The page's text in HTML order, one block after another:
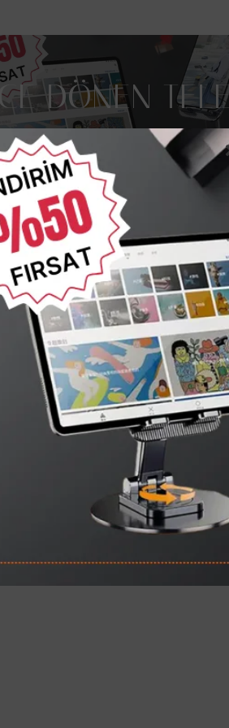
DÖNEN
Alaşım ,Tablet ve Telefonlar için